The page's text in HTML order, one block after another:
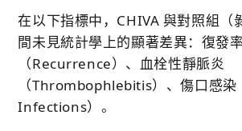
在以下指標中，CHIVA 與對照組（
間未見統計學上的顯著差異：復發
（Recurrence）、血栓性靜脈炎
（Thrombophlebitis）、傷口感
Infections）。